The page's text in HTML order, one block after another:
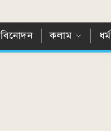
বিনোদন কলাম ধর্ম